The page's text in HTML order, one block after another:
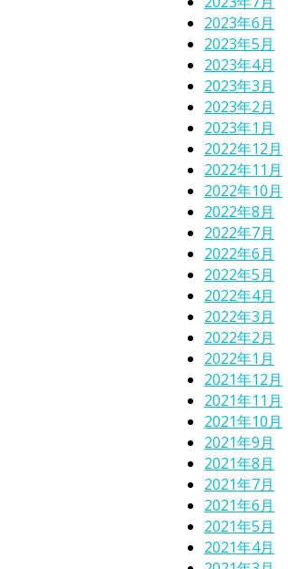
2023年6月
2023年5月
2023年4月
2023年3月
2023年2月
2023年1月
2022年12月
2022年11月
2022年10月
2022年8月
2022年7月
2022年6月
2022年5月
2022年4月
2022年3月
2022年2月
2022年1月
2021年12月
2021年11月
2021年10月
2021年9月
2021年8月
2021年7月
2021年6月
2021年5月
2021年4月